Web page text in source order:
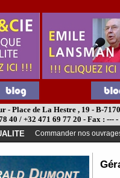
- Place de La Hestre , 19 - B-
40 / +32 471 69 77 20 - Fax : ---
Commander nos